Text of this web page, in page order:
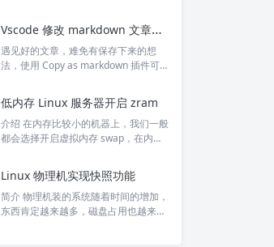
期：容器镜像的传输和存储、容器的执
行和管理、存储和网络等。详细...
力，但是还是要注意数据备份。 虽然功
能很完善了，但是还免不了有一些操作
需要 ssh 进行操作，不想每次都输入密
码，于是就想使用 sudo 免密运行。 首
用 vim，可以使用命令 sudo EDITOR=v
im visudo。 在 %Admi...
Vscode 修改 markdown 文章的技巧
遇见好的文章，难免有保存下来的想
法，使用 Copy as markdown 插件可以
是，有时候复制下来地文章可能需要很
多处理才符合自己的意思，所以总结了
一些快速修改格式的方法。 温馨提示：
如果是完全的复制，而没有自己的东
内链 这类情况一般是文章或者标题内容
带有链接的情况，并且一般为内链。当
然，如果文章带的链接不是博客的...
低内存 Linux 服务器开启 zram
介绍 在内存比较小的机器上，我们一般
都会选择开启虚拟内存 swap，在内存
增加了内存，但是硬盘的访问速度比较
慢。教程：Linux 创建和释放 swap 分
区 - 阿蛮君博客 而 zram 是 Linux 内核
提供的一种压缩内存块设备技术，相当
Linux 物理机实现快照功能
简介 物理机装的系统随着时间的增加，
东西肯定越来越多，磁盘占用也越来越